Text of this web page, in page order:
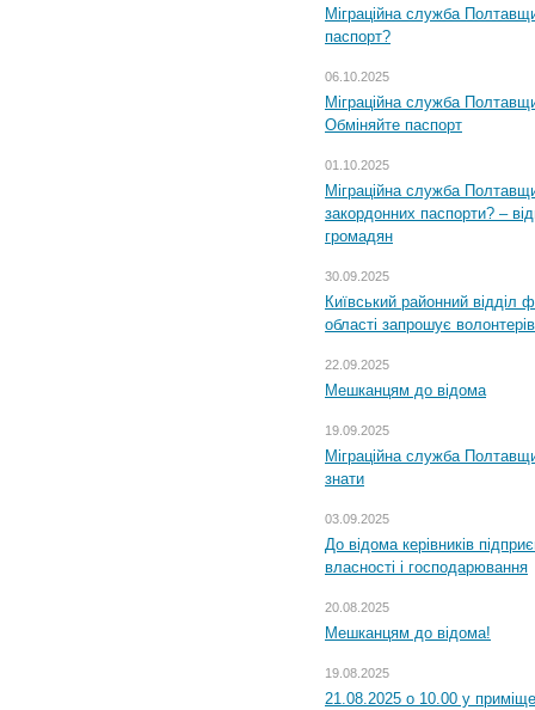
Міграційна служба
паспорт?
06.10.2025
Міграційна служба
Обміняйте паспорт
01.10.2025
Міграційна служба
закордонних паспорти? –
громадян
30.09.2025
Київський районний відділ
області запрошує
22.09.2025
Мешканцям до відома
19.09.2025
Міграційна служба
знати
03.09.2025
До відома керівників
власності і господарювання
20.08.2025
Мешканцям до відома!
19.08.2025
21.08.2025 о 10.00 у